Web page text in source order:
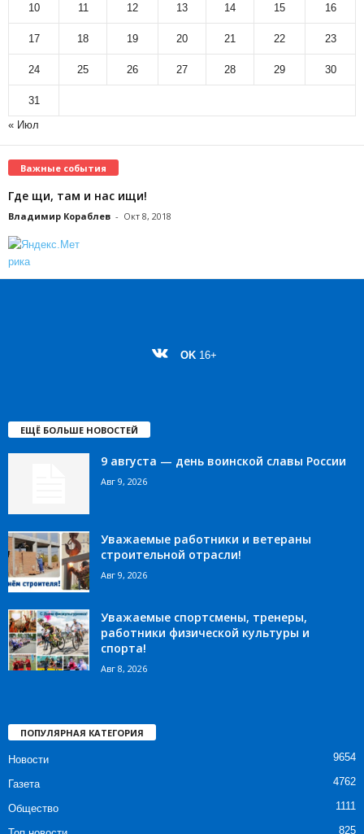
10 11 12 13 14 15 16
17 18 19 20 21 22 23
24 25 26 27 28 29 30
31
« Июл
Важные события
Где щи, там и нас ищи!
Владимир Кораблев - Окт 8, 2018
OK 16+
ЕЩЁ БОЛЬШЕ НОВОСТЕЙ
9 августа — день воинской славы России
Авг 9, 2026
Уважаемые работники и ветераны
строительной отрасли!
Авг 9, 2026
Уважаемые спортсмены, тренеры,
работники физической культуры и
спорта!
Авг 8, 2026
ПОПУЛЯРНАЯ КАТЕГОРИЯ
Новости 9654
Газета 4762
Общество 1111
825